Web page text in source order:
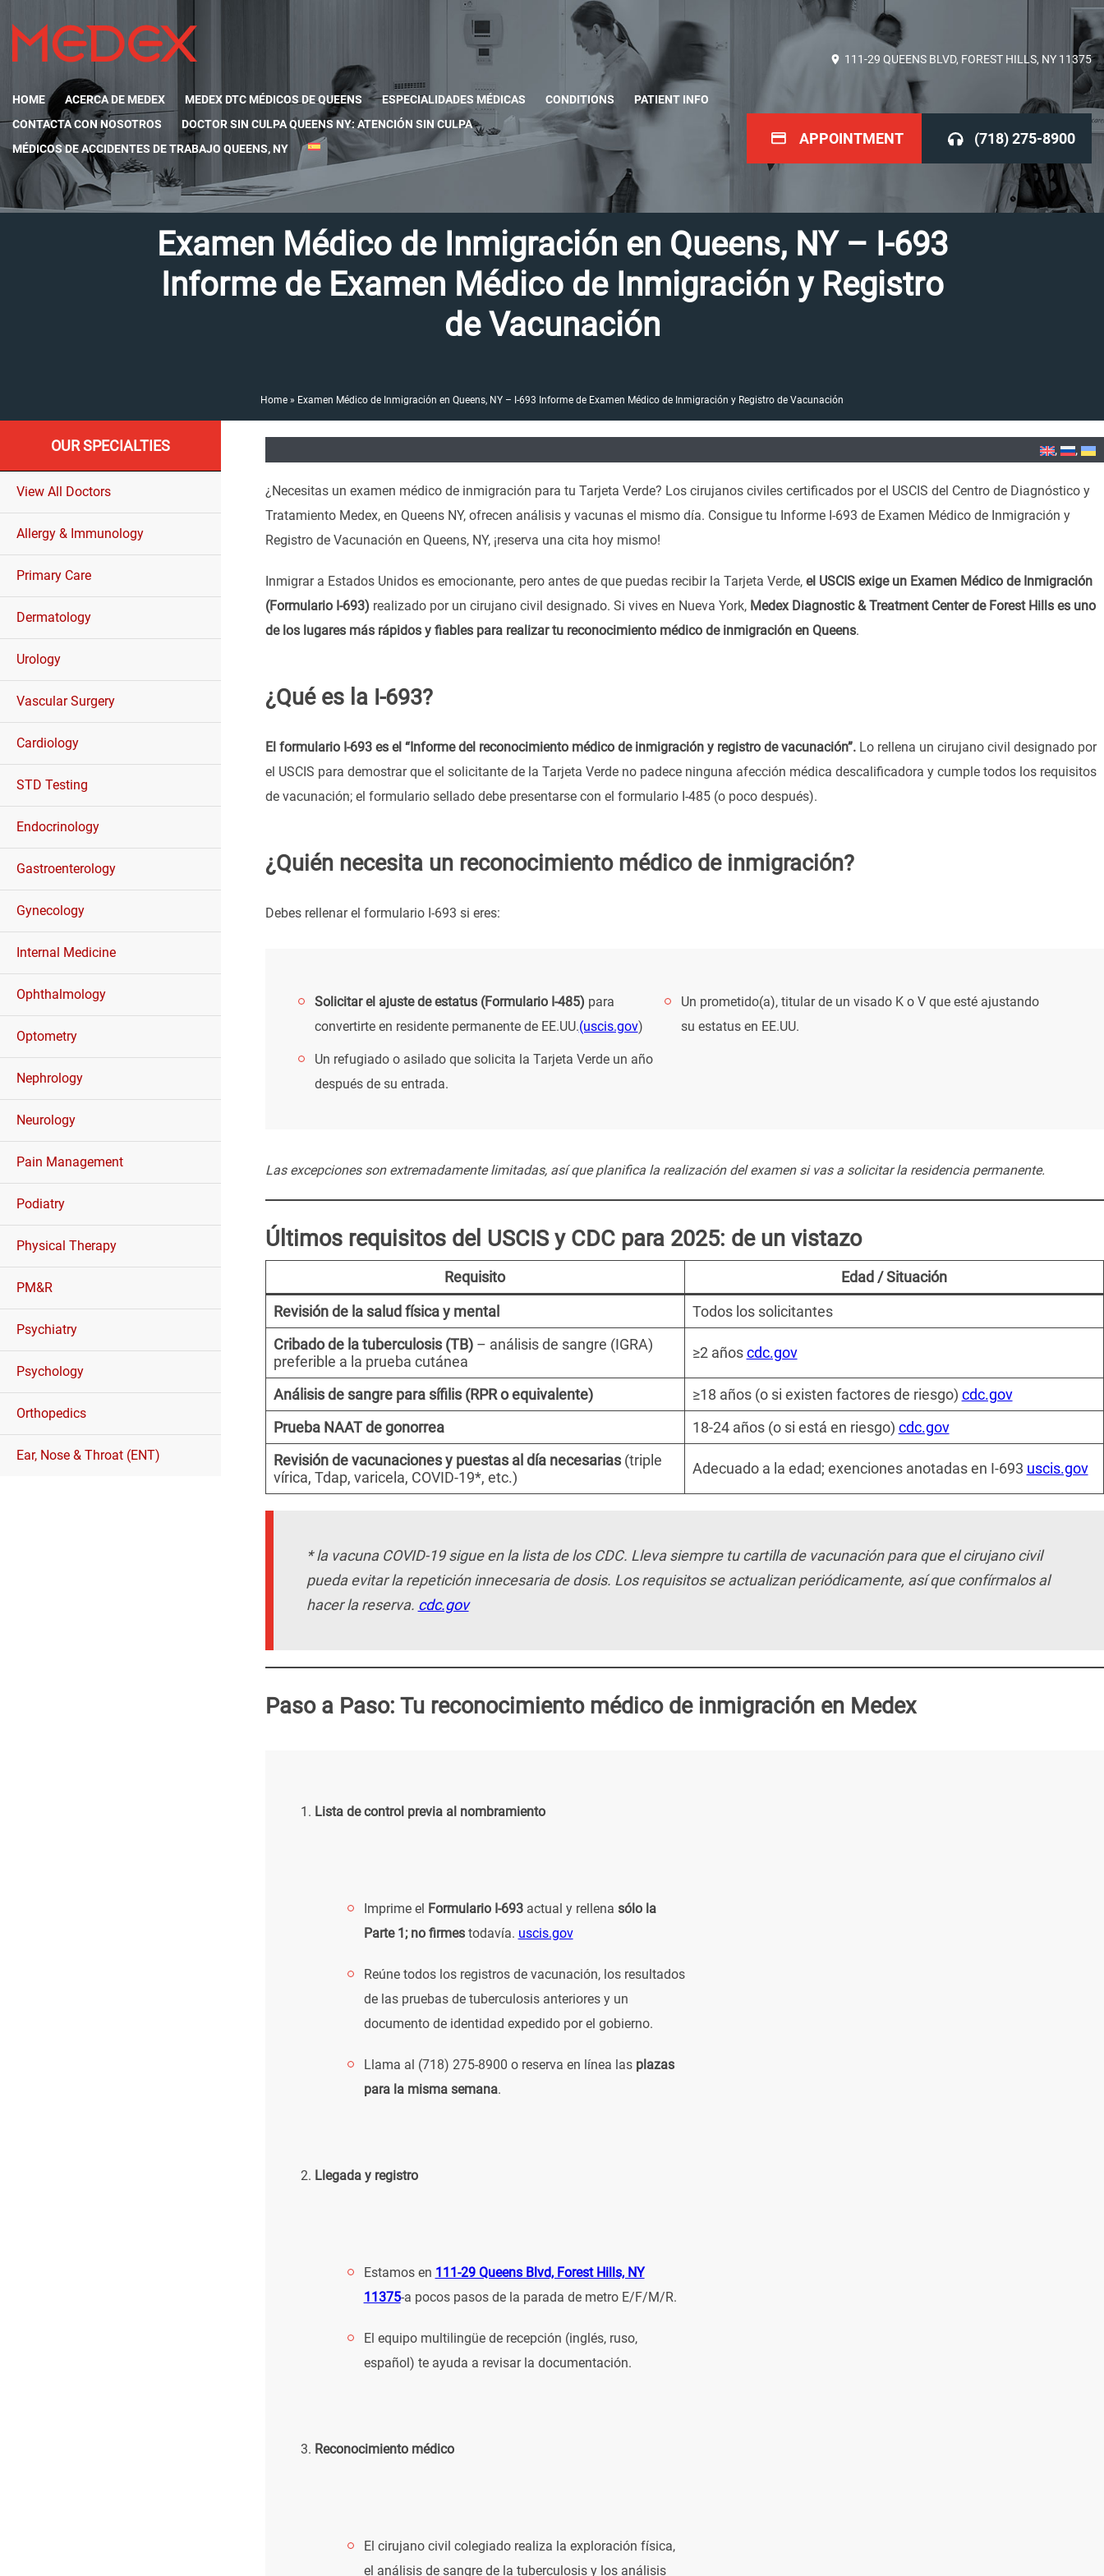
111-29 QUEENS BLVD, FOREST HILLS, NY 11375
HOME ACERCA DE MEDEX MEDEX DTC MÉDICOS DE QUEENS ESPECIALIDADES MÉDICAS CONDITIONS
PATIENT INFO
CONTACTA CON NOSOTROS
DOCTOR SIN CULPA QUEENS NY: ATENCIÓN SIN CULPA
MÉDICOS DE ACCIDENTES DE TRABAJO QUEENS, NY
APPOINTMENT (718) 275-8900
Examen Médico de Inmigración en Queens, NY – I-693
Informe de Examen Médico de Inmigración y Registro
de Vacunación
Home » Examen Médico de Inmigración en Queens, NY – I-693 Informe de Examen Médico de Inmigración y Registro de Vacunación
OUR SPECIALTIES
View All Doctors
Allergy & Immunology
Primary Care
Dermatology
Urology
Vascular Surgery
Cardiology
STD Testing
Endocrinology
Gastroenterology
Gynecology
Internal Medicine
Ophthalmology
Optometry
Nephrology
Neurology
Pain Management
Podiatry
Physical Therapy
PM&R
Psychiatry
Psychology
Orthopedics
Ear, Nose & Throat (ENT)
¿Necesitas un examen médico de inmigración para tu Tarjeta Verde? Los cirujanos civiles certificados por el USCIS del Centro de Diagnóstico y
Tratamiento Medex, en Queens NY, ofrecen análisis y vacunas el mismo día. Consigue tu Informe I-693 de Examen Médico de Inmigración y
Registro de Vacunación en Queens, NY, ¡reserva una cita hoy mismo!
Inmigrar a Estados Unidos es emocionante, pero antes de que puedas recibir la Tarjeta Verde, el USCIS exige un Examen Médico de Inmigración
(Formulario I-693) realizado por un cirujano civil designado. Si vives en Nueva York, Medex Diagnostic & Treatment Center de Forest Hills es uno
de los lugares más rápidos y fiables para realizar tu reconocimiento médico de inmigración en Queens.
¿Qué es la I-693?
El formulario I-693 es el “Informe del reconocimiento médico de inmigración y registro de vacunación”.Lo rellena un cirujano civil designado por
el USCIS para demostrar que el solicitante de la Tarjeta Verde no padece ninguna afección médica descalificadora y cumple todos los requisitos
de vacunación; el formulario sellado debe presentarse con el formulario I-485 (o poco después).
¿Quién necesita un reconocimiento médico de inmigración?
Debes rellenar el formulario I-693 si eres:
Solicitar el ajuste de estatus (Formulario I-485) para
convertirte en residente permanente de EE.UU.(uscis.gov)
Un prometido(a), titular de un visado K o V que esté ajustando
su estatus en EE.UU.
Un refugiado o asilado que solicita la Tarjeta Verde un año
después de su entrada.
Las excepciones son extremadamente limitadas, así que planifica la realización del examen si vas a solicitar la residencia permanente.
Últimos requisitos del USCIS y CDC para 2025: de un vistazo
Requisito
Edad / Situación
Revisión de la salud física y mental
Todos los solicitantes
Cribado de la tuberculosis (TB)– análisis de sangre (IGRA)
preferible a la prueba cutánea
≥2 añoscdc.gov
Análisis de sangre para sífilis (RPR o equivalente) ≥18 años (o si existen factores de riesgo) cdc.gov
Prueba NAAT de gonorrea
18-24 años (o si está en riesgo) cdc.gov
Revisión de vacunaciones y puestas al día necesarias(triple
vírica, Tdap, varicela, COVID-19*, etc.)
Adecuado a la edad; exenciones anotadas en I-693 uscis.gov
* la vacuna COVID-19 sigue en la lista de los CDC. Lleva siempre tu cartilla de vacunación para que el cirujano civil
pueda evitar la repetición innecesaria de dosis. Los requisitos se actualizan periódicamente, así que confírmalos al
hacer la reserva. cdc.gov
Paso a Paso: Tu reconocimiento médico de inmigración en Medex
Lista de control previa al nombramiento
Imprime el Formulario I-693actual y rellena sólo la
Parte 1; no firmestodavía. uscis.gov
Reúne todos los registros de vacunación, los resultados
de las pruebas de tuberculosis anteriores y un
documento de identidad expedido por el gobierno.
Llama al (718) 275-8900 o reserva en línea las plazas
para la misma semana.
Llegada y registro
Estamos en 111-29 Queens Blvd, Forest Hills, NY
11375-a pocos pasos de la parada de metro E/F/M/R.
El equipo multilingüe de recepción (inglés, ruso,
español) te ayuda a revisar la documentación.
Reconocimiento médico
El cirujano civil colegiado realiza la exploración física,
el análisis de sangre de la tuberculosis y los análisis